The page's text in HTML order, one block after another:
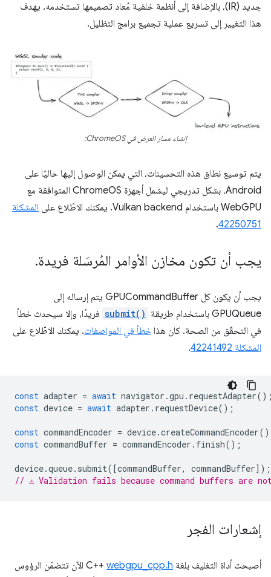
جديد (IR)، بالإضافة إلى أنظمة خلفية مُعاد تصميمها تستخدمه. يهدف
هذا التغيير إلى تسريع عملية تجميع برامج التظليل.
إنشاء مسار العرض في ChromeOS:
يتم توسيع نطاق هذه التحسينات، التي يمكن الوصول إليها حاليًا على
Android، بشكل تدريجي ليشمل أجهزة ChromeOS المتوافقة مع
WebGPU باستخدام Vulkan backend. يمكنك الاطّلاع على
المشكلة
42250751
.
يجب أن تكون مخازن الأوامر المُرسَلة فريدة.
يجب أن يكون كل GPUCommandBuffer يتم إرساله إلى
GPUQueue باستخدام طريقة
submit() فريدًا، وإلا سيحدث خطأ
في التحقّق من الصحة. كان هذا خطأ في المواصفات. يمكنك الاطّلاع على
المشكلة 42241492
.
const adapter = await navigator .gpu . requestAdapter
const device = await adapter . requestDevice();
const commandEncoder = device.createCommandEncoder
const commandBuffer = commandEncoder . finish();
device.queue. submit([commandBuffer, commandBuffer]);
// ⚠️ Validation fails because command buffers are
إشعارات الفجر
أصبحت أداة التغليف بلغة C++‎ webgpu_cpp.h
الآن تتضمّن الرؤوس